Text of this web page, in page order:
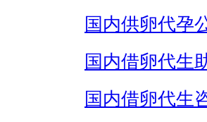
国内供卵代孕
国内借卵代生
国内借卵代生